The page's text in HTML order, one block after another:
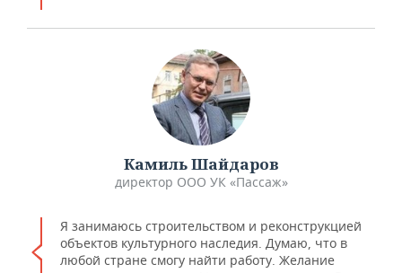
Камиль Шайдаров
директор ООО УК «Пассаж»
Я занимаюсь строительством и реконструкцией
объектов культурного наследия. Думаю, что в
любой стране смогу найти работу. Желание